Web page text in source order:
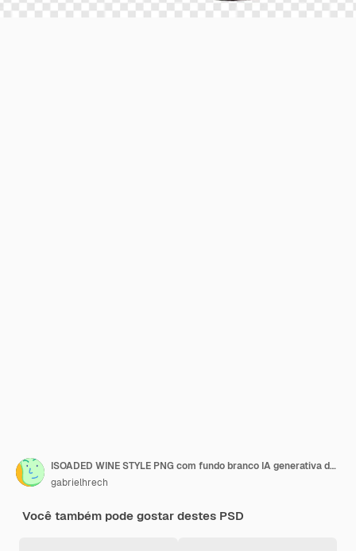
ISOADED WINE STYLE PNG com fundo branco IA generativa de desenho animado
gabrielhrech
Você também pode gostar destes PSD